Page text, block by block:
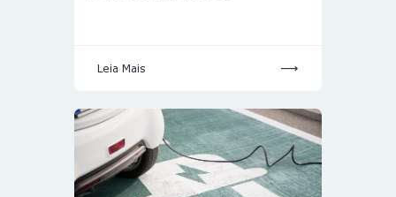
Leia Mais